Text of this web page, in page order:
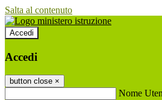
Salta al contenuto
Accedi
Accedi
button close ×
Nome